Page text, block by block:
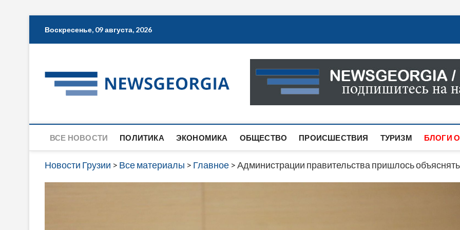
Воскресенье, 09 августа, 2026
Новости Грузии
САМАЯ АКТУАЛЬНАЯ ИНФОРМАЦИЯ О СОБЫТИЯХ
САЙТЕ ВЫ НАЙДЕТЕ НОВОСТИ ПОЛИТИКИ,
ВСЕ НОВОСТИ ПОЛИТИКА ЭКОНОМИКА ОБЩЕСТВО ПРОИСШЕСТВИЯ ТУРИЗМ БЛОГИ
Новости Грузии > Все материалы > Главное >Администрации правительства пришлось